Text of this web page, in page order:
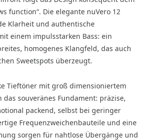
function“. Die elegante nuVero 12
Klarheit und authentische
einem impulsstarken Bass: ein
homogenes Klangfeld, das auch
Sweetspots überzeugt.
Tieftöner mit groß dimensioniertem
souveränes Fundament: präzise,
packend, selbst bei geringer
Frequenzweichenbauteile und eine
sorgen für nahtlose Übergänge und